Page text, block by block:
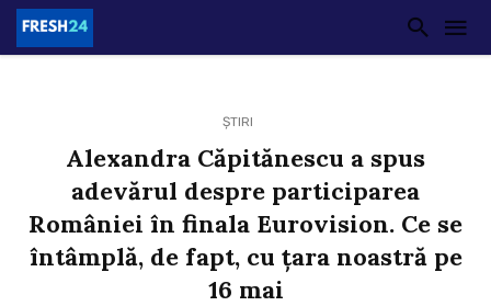
ȘTIRI
Alexandra Căpitănescu a spus
adevărul despre participarea
României în finala Eurovision. Ce se
întâmplă, de fapt, cu țara noastră pe
16 mai